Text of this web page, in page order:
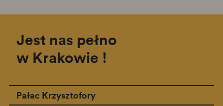
Jest nas pełno
w Krakowie !
Pałac Krzysztofory